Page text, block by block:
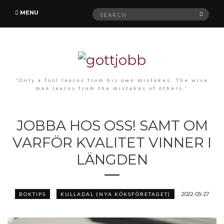
MENU
Search
for:
“Only a fool learns from his own mistakes. The wise
man learns from the mistakes of others.”
JOBBA HOS OSS! SAMT OM
VARFÖR KVALITET VINNER I
LÄNGDEN
BOKTIPS KULLADAL (NYA KÖKSFÖRETAGET) 2022-05-27